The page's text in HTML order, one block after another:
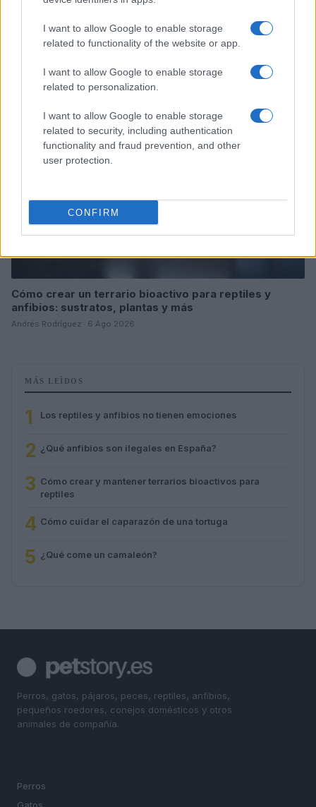
I want to allow Google to enable storage
related to functionality of the website or app.
I want to allow Google to enable storage
related to personalization.
I want to allow Google to enable storage
related to security, including authentication
functionality and fraud prevention, and other
user protection.
CONFIRM
Incendios forestales y su impacto en los reptiles y
anfibios
Andrés Rodríguez · 7 Ago 2026
Cómo crear un terrario bioactivo para reptiles y
anfibios: sustratos, plantas y más
Andrés Rodríguez · 6 Ago 2026
MÁS LEÍDOS
1 Los reptiles y anfibios no tienen emociones
2 ¿Qué anfibios son ilegales en España?
3 Cómo crear y mantener terrarios bioactivos para
reptiles
4 Cómo cuidar el caparazón de una tortuga
5 ¿Qué come un camaleón?
Perros, gatos, pájaros, peces, reptiles, anfibios,
pequeños roedores, conejos domésticos y otros
animales de compañía.
Perros